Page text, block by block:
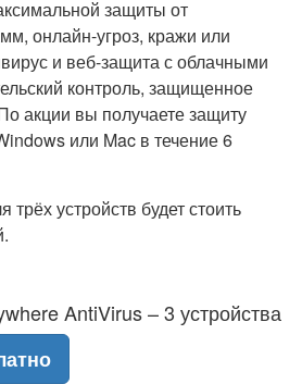
защиты от
онлайн-угроз, кражи или
и веб-защита с облачными
контроль, защищенное
акции вы получаете защиту
или Mac в течение 6
трёх устройств будет стоить
AntiVirus – 3 устройства